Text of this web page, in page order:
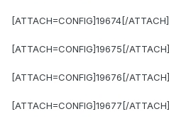
[ATTACH=CONFIG]19674[/ATTACH]
[ATTACH=CONFIG]19675[/ATTACH]
[ATTACH=CONFIG]19676[/ATTACH]
[ATTACH=CONFIG]19677[/ATTACH]